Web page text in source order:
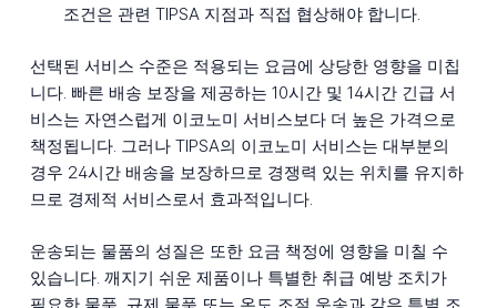
조건은 관련 TIPSA 지점과 직접 협상해야 합니다.
선택된 서비스 수준은 적용되는 요금에 상당한 영향을 미칩
니다. 빠른 배송 보장을 제공하는 10시간 및 14시간 긴급 서
비스는 자연스럽게 이코노미 서비스보다 더 높은 가격으로
책정됩니다. 그러나 TIPSA의 이코노미 서비스는 대부분의
경우 24시간 배송을 보장하므로 경쟁력 있는 위치를 유지하
므로 경제적 서비스로서 효과적입니다.
운송되는 물품의 성질은 또한 요금 책정에 영향을 미칠 수
있습니다. 깨지기 쉬운 제품이나 특별한 취급 예방 조치가